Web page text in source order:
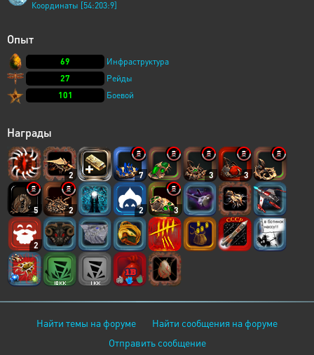
Координаты [54:203:9]
Опыт
69
Инфраструктура
27
Рейды
101
Боевой
Награды
2 7 3 3
5 2 2 3
2
Найти темы на форуме
Найти сообщения на форуме
Отправить сообщение